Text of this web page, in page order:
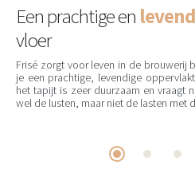
Een prachtige en
vloer
Frisé zorgt voor leven in de brouwerij
je een prachtige, levendige
het tapijt is zeer duurzaam en vraagt
wel de lusten, maar niet de lasten met